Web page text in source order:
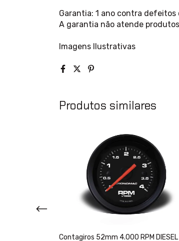
Garantia: 1 ano contra
A garantia não atende
Imagens Ilustrativas
Produtos similares
Contagiros 52mm 4.000 RPM DIESEL